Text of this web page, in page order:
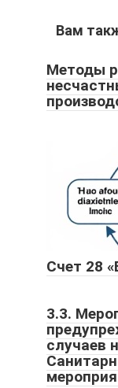
Вам
Методы
Счет 28
3.3.
случаев